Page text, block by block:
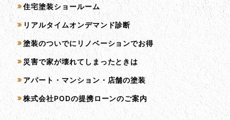
住宅塗装ショールーム
リアルタイムオンデマンド診断
塗装のついでにリノベーションでお得
災害で家が壊れてしまったときは
アパート・マンション・店舗の塗装
株式会社PODの提携ローンのご案内